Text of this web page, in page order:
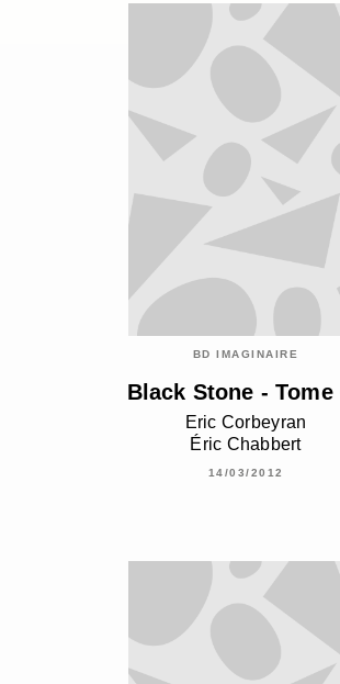
BD IMAGINAIRE
Black Stone - Tome
Eric Corbeyran
Éric Chabbert
14/03/2012